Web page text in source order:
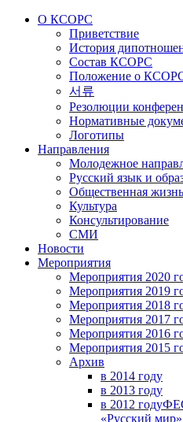
О КСОРС
Приветствие
История
Состав КСОРС
Положение о
서류
Резолюции
Нормативные
Логотипы
Направления
Молодежное
Русский язык и
Общественная жизнь
Культура
Консультирование
СМИ
Новости
Мероприятия
Мероприятия 2020
Мероприятия 2019
Мероприятия 2018
Мероприятия 2017
Мероприятия 2016
Мероприятия 2015
Архив
в 2014 году
в 2013 году
в 2012 году
«Русский